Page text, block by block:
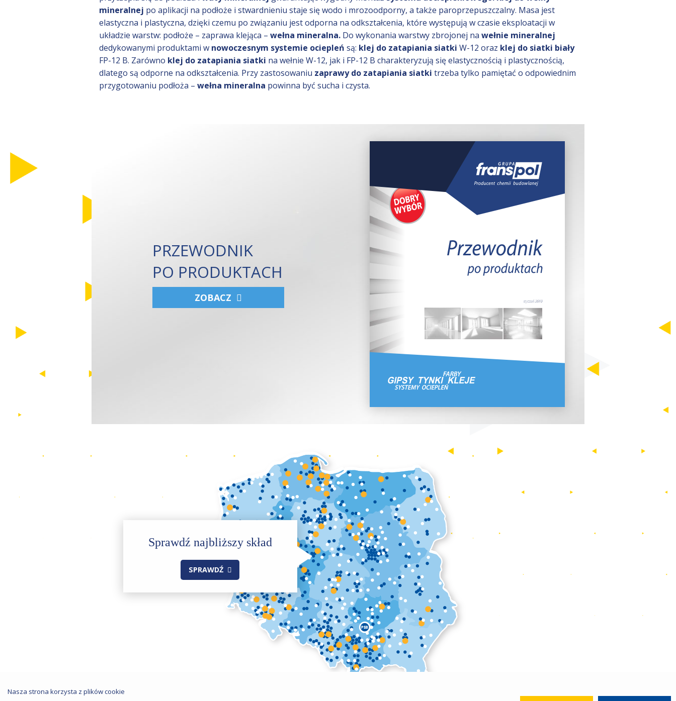
Nasza strona korzysta z plików cookie
mineralnej po aplikacji na podłoże i stwardnieniu staje się wodo i mrozoodporny, a także paroprzepuszczalny. Masa jest
elastyczna i plastyczna, dzięki czemu po związaniu jest odporna na odkształcenia, które występują w czasie eksploatacji w
układzie warstw: podłoże – zaprawa klejąca – wełna mineralna. Do wykonania warstwy zbrojonej na wełnie mineralnej
dedykowanymi produktami w nowoczesnym systemie ociepleń są: klej do zatapiania siatki W-12 oraz klej do siatki biały
FP-12 B. Zarówno klej do zatapiania siatki na wełnie W-12, jak i FP-12 B charakteryzują się elastycznością i plastycznością,
dlatego są odporne na odkształcenia. Przy zastosowaniu zaprawy do zatapiania siatki trzeba tylko pamiętać o odpowiednim
przygotowaniu podłoża – wełna mineralna powinna być sucha i czysta.
PRZEWODNIK
PO PRODUKTACH
ZOBACZ
Sprawdź najbliższy skład
SPRAWDŹ